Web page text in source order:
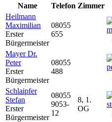
Name
Telefon Zimmer
Heilmann
Maximilian
Erster
Bürgermeister
08055
655
Mayer Dr.
Peter
Erster
Bürgermeister
08055
488
Schlaipfer
Stefan
Erster
Bürgermeister
08055
9053-
12
8, 1.
OG